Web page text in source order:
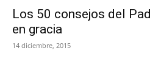
Los 50 consejos del
en gracia
14 diciembre, 2015